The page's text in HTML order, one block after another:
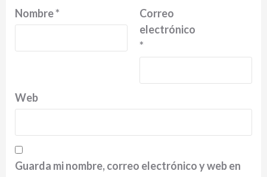
Nombre*
Correo
electrónico
*
Web
Guarda mi nombre, correo electrónico y web en